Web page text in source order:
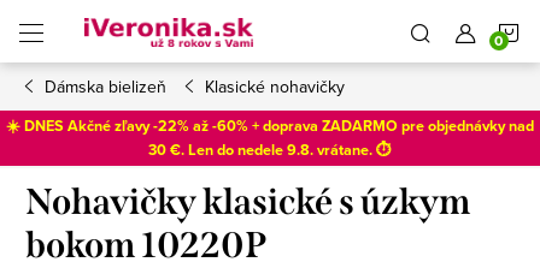
obsah
Dámska bielizeň Klasické nohavičky
☀️ DNES Akčné zľavy -22% až -60% + doprava ZADARMO pre objednávky nad
30 €. Len donedele 9.8. vrátane. ⏱️
Nohavičky klasické s úzkym
bokom 10220P